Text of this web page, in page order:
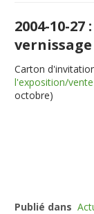
2004-10-
Carton
l'exposition/
octobre)
Publié dans